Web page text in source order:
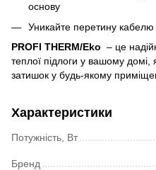
основу
Уникайте перетину кабелю
PROFI THERM/Eko – це
теплої підлоги у вашому домі,
затишок у будь-якому
Характеристики
Потужність, Вт
Бренд